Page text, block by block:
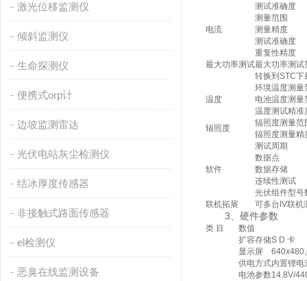
激光位移监测仪
倾斜监测仪
生命探测仪
便携式orp计
边坡监测雷达
光伏电站灰尘检测仪
结冰厚度传感器
非接触式路面传感器
el检测仪
恶臭在线监测设备
测试准确度
电流
测量范围
测量精度
测试准确度
最大功率测试
重复性精度
最大功率测试
转换到STC下
温度
环境温度测量
电池温度测量
温度测试精准
辐照度
辐照度测量范
辐照度测量精
软件
测试周期
数据点
数据存储
连续性测试
光伏组件型号
联机拓展
可多台IV联机
3、硬件参数
类 目 数值
扩容存储S D 卡
显示屏
供电方式内置锂电
电池参数14.8V/